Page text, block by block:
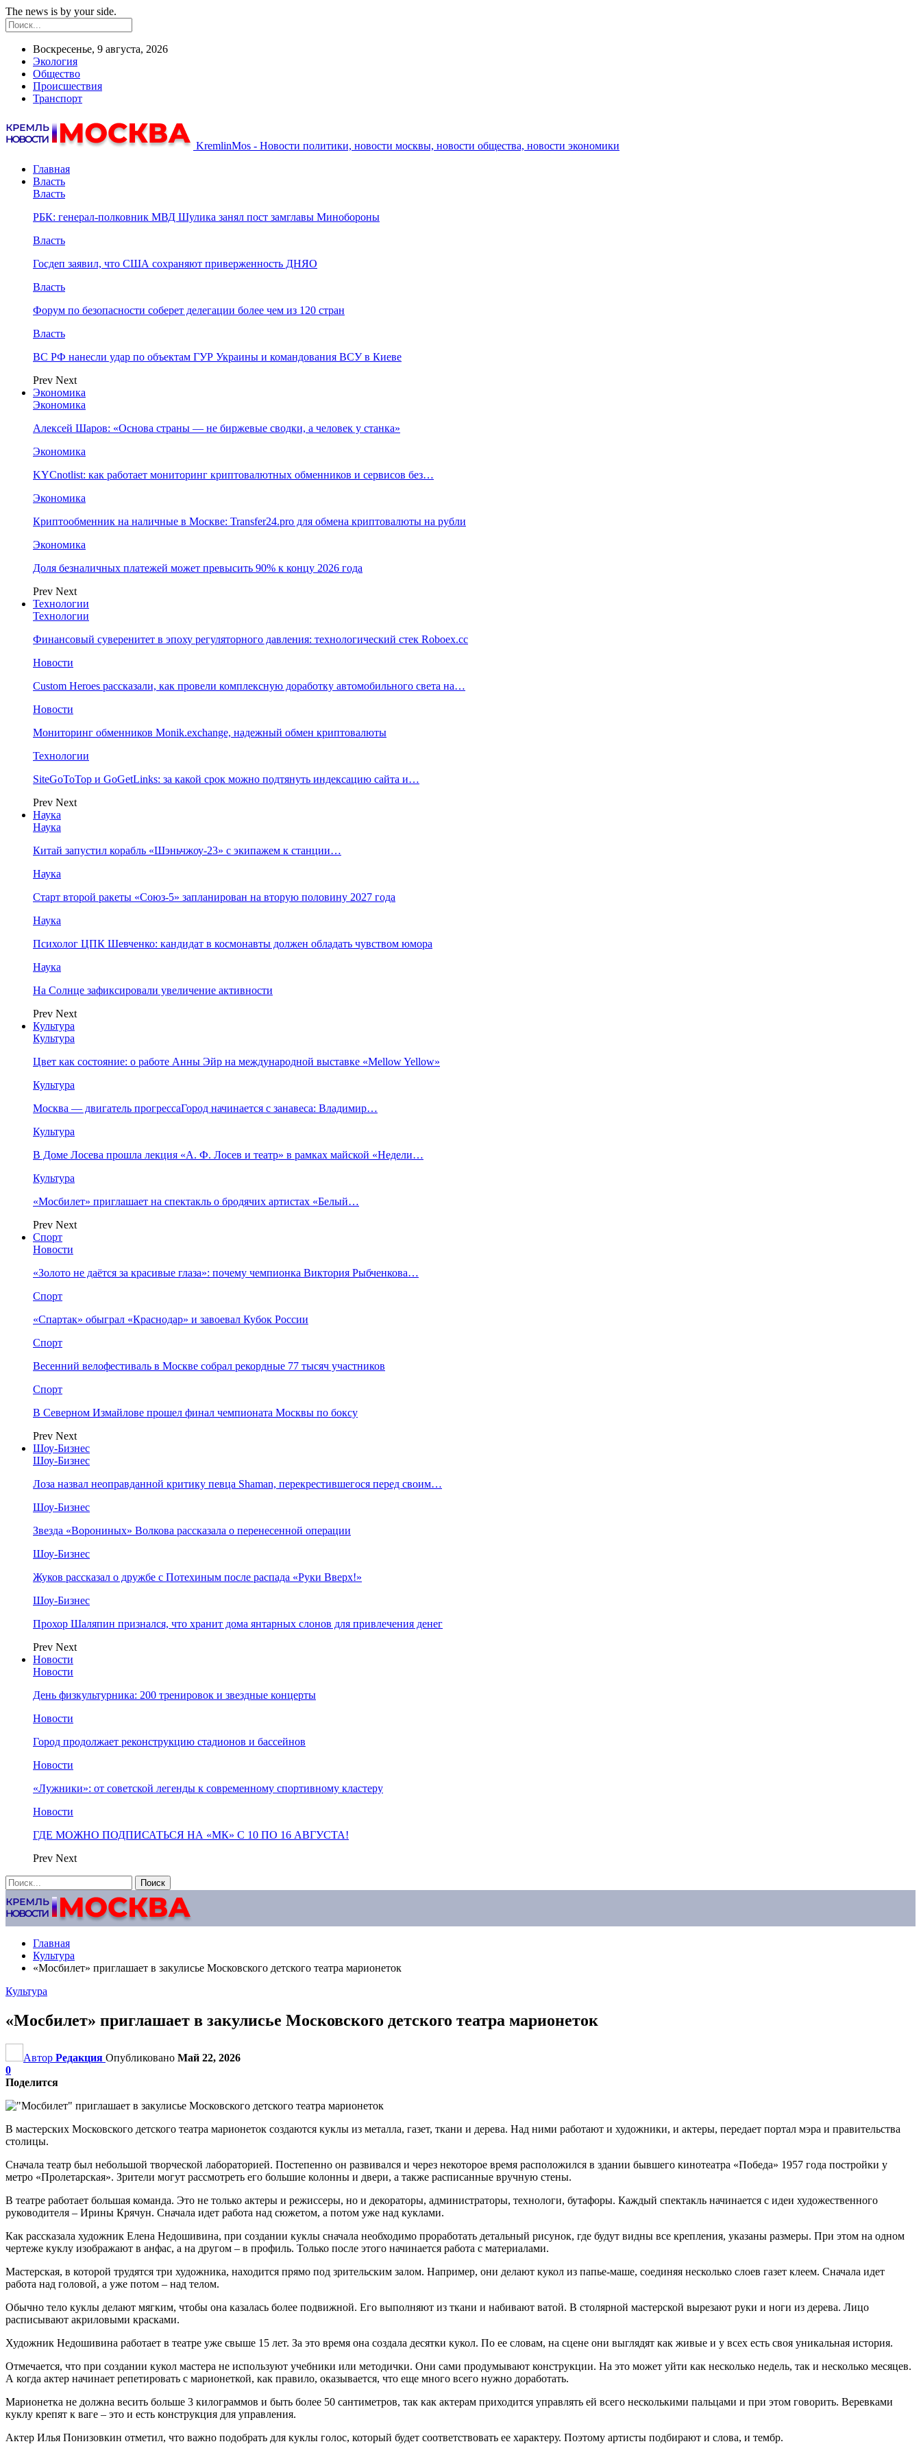
The news is by your side.
Воскресенье, 9 августа, 2026
Экология
Общество
Происшествия
Транспорт
KremlinMos - Новости политики, новости москвы, новости общества, новости экономики
Главная
Власть
Власть
РБК: генерал-полковник МВД Шулика занял пост замглавы Минобороны
Власть
Госдеп заявил, что США сохраняют приверженность ДНЯО
Власть
Форум по безопасности соберет делегации более чем из 120 стран
Власть
ВС РФ нанесли удар по объектам ГУР Украины и командования ВСУ в Киеве
Prev Next
Экономика
Экономика
Алексей Шаров: «Основа страны — не биржевые сводки, а человек у станка»
Экономика
KYCnotlist: как работает мониторинг криптовалютных обменников и сервисов без…
Экономика
Криптообменник на наличные в Москве: Transfer24.pro для обмена криптовалюты на рубли
Экономика
Доля безналичных платежей может превысить 90% к концу 2026 года
Prev Next
Технологии
Технологии
Финансовый суверенитет в эпоху регуляторного давления: технологический стек Roboex.cc
Новости
Custom Heroes рассказали, как провели комплексную доработку автомобильного света на…
Новости
Мониторинг обменников Monik.exchange, надежный обмен криптовалюты
Технологии
SiteGoToTop и GoGetLinks: за какой срок можно подтянуть индексацию сайта и…
Prev Next
Наука
Наука
Китай запустил корабль «Шэньчжоу-23» с экипажем к станции…
Наука
Старт второй ракеты «Союз-5» запланирован на вторую половину 2027 года
Наука
Психолог ЦПК Шевченко: кандидат в космонавты должен обладать чувством юмора
Наука
На Солнце зафиксировали увеличение активности
Prev Next
Культура
Культура
Цвет как состояние: о работе Анны Эйр на международной выставке «Mellow Yellow»
Культура
Москва — двигатель прогрессаГород начинается с занавеса: Владимир…
Культура
В Доме Лосева прошла лекция «А. Ф. Лосев и театр» в рамках майской «Недели…
Культура
«Мосбилет» приглашает на спектакль о бродячих артистах «Белый…
Prev Next
Спорт
Новости
«Золото не даётся за красивые глаза»: почему чемпионка Виктория Рыбченкова…
Спорт
«Спартак» обыграл «Краснодар» и завоевал Кубок России
Спорт
Весенний велофестиваль в Москве собрал рекордные 77 тысяч участников
Спорт
В Северном Измайлове прошел финал чемпионата Москвы по боксу
Prev Next
Шоу-Бизнес
Шоу-Бизнес
Лоза назвал неоправданной критику певца Shaman, перекрестившегося перед своим…
Шоу-Бизнес
Звезда «Ворониных» Волкова рассказала о перенесенной операции
Шоу-Бизнес
Жуков рассказал о дружбе с Потехиным после распада «Руки Вверх!»
Шоу-Бизнес
Прохор Шаляпин признался, что хранит дома янтарных слонов для привлечения денег
Prev Next
Новости
Новости
День физкультурника: 200 тренировок и звездные концерты
Новости
Город продолжает реконструкцию стадионов и бассейнов
Новости
«Лужники»: от советской легенды к современному спортивному кластеру
Новости
ГДЕ МОЖНО ПОДПИСАТЬСЯ НА «МК» С 10 ПО 16 АВГУСТА!
Prev Next
Главная
Культура
«Мосбилет» приглашает в закулисье Московского детского театра марионеток
Культура
«Мосбилет» приглашает в закулисье Московского детского театра марионеток
Автор Редакция Опубликовано Май 22, 2026
0
Поделится
В мастерских Московского детского театра марионеток создаются куклы из металла, газет, ткани и дерева. Над ними работают и художники, и актеры, передает портал мэра и правительства
столицы.
Сначала театр был небольшой творческой лабораторией. Постепенно он развивался и через некоторое время расположился в здании бывшего кинотеатра «Победа» 1957 года постройки у
метро «Пролетарская». Зрители могут рассмотреть его большие колонны и двери, а также расписанные вручную стены.
В театре работает большая команда. Это не только актеры и режиссеры, но и декораторы, администраторы, технологи, бутафоры. Каждый спектакль начинается с идеи художественного
руководителя – Ирины Крячун. Сначала идет работа над сюжетом, а потом уже над куклами.
Как рассказала художник Елена Недошивина, при создании куклы сначала необходимо проработать детальный рисунок, где будут видны все крепления, указаны размеры. При этом на одном
чертеже куклу изображают в анфас, а на другом – в профиль. Только после этого начинается работа с материалами.
Мастерская, в которой трудятся три художника, находится прямо под зрительским залом. Например, они делают кукол из папье-маше, соединяя несколько слоев газет клеем. Сначала идет
работа над головой, а уже потом – над телом.
Обычно тело куклы делают мягким, чтобы она казалась более подвижной. Его выполняют из ткани и набивают ватой. В столярной мастерской вырезают руки и ноги из дерева. Лицо
расписывают акриловыми красками.
Художник Недошивина работает в театре уже свыше 15 лет. За это время она создала десятки кукол. По ее словам, на сцене они выглядят как живые и у всех есть своя уникальная история.
Отмечается, что при создании кукол мастера не используют учебники или методички. Они сами продумывают конструкции. На это может уйти как несколько недель, так и несколько месяцев.
А когда актер начинает репетировать с марионеткой, как правило, оказывается, что еще много всего нужно доработать.
Марионетка не должна весить больше 3 килограммов и быть более 50 сантиметров, так как актерам приходится управлять ей всего несколькими пальцами и при этом говорить. Веревками
куклу крепят к ваге – это и есть конструкция для управления.
Актер Илья Понизовкин отметил, что важно подобрать для куклы голос, который будет соответствовать ее характеру. Поэтому артисты подбирают и слова, и тембр.